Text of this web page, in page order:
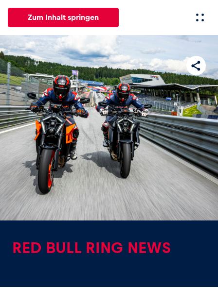
Zum Inhalt springen
Alle News Events Erlebnisse Seiten
News
Alle anzeigen
Events
Alle anzeigen
RED BULL RING NEWS